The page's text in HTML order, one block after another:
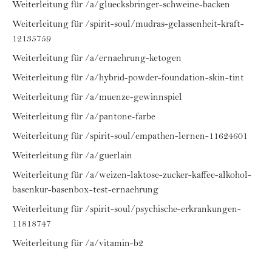
Weiterleitung für /a/gluecksbringer-schweine-backen
Weiterleitung für /spirit-soul/mudras-gelassenheit-kraft-
12135759
Weiterleitung für /a/ernaehrung-ketogen
Weiterleitung für /a/hybrid-powder-foundation-skin-tint
Weiterleitung für /a/muenze-gewinnspiel
Weiterleitung für /a/pantone-farbe
Weiterleitung für /spirit-soul/empathen-lernen-11624601
Weiterleitung für /a/guerlain
Weiterleitung für /a/weizen-laktose-zucker-kaffee-alkohol-
basenkur-basenbox-test-ernaehrung
Weiterleitung für /spirit-soul/psychische-erkrankungen-
11818747
Weiterleitung für /a/vitamin-b2